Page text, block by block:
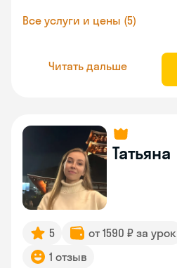
Все услуги и цены (5)
Читать дальше
Татьяна
5 от 1590 ₽ за урок
1 отзыв